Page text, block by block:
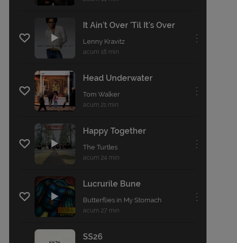
It Ain't Over 'Til It's Over
Lenny Kravitz
acum 18 min
. . .
Head Underwater
Tom Walker
acum 21 min
. . .
Happy Together
The Turtles
acum 24 min
. . .
Lucrurile Bune
Butterflies in My Stomach
acum 27 min
. . .
SS26